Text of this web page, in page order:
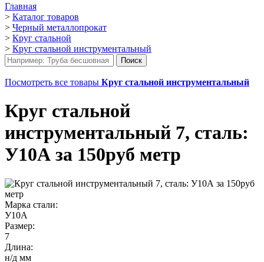
Главная
> Каталог товаров
> Черный металлопрокат
> Круг стальной
> Круг стальной инструментальный
Посмотреть все товары Круг стальной инструментальный
Круг стальной
инструментальный 7, сталь:
У10А за 150руб метр
Марка стали:
У10А
Размер:
7
Длина:
н/д мм